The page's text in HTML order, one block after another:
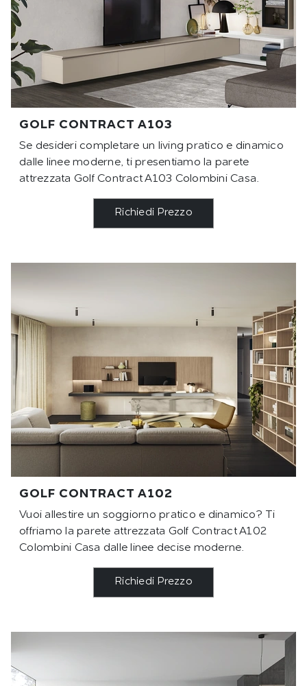
GOLF CONTRACT A103
Se desideri completare un living pratico e dinamico
dalle linee moderne, ti presentiamo la parete
attrezzata Golf Contract A103 Colombini Casa.
Richiedi Prezzo
GOLF CONTRACT A102
Vuoi allestire un soggiorno pratico e dinamico? Ti
offriamo la parete attrezzata Golf Contract A102
Colombini Casa dalle linee decise moderne.
Richiedi Prezzo